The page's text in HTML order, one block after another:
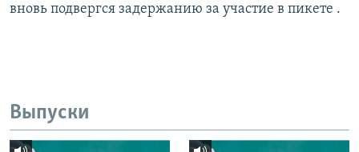
вновь подвергся задержанию за участие в пикете .
Выпуски